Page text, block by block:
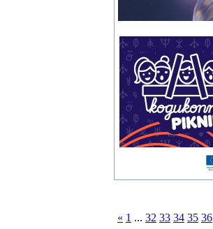
« 1 ... 32 33 34 35 36